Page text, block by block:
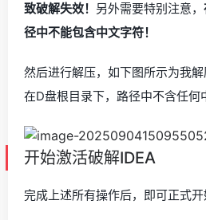
致破解失效！ 另外需要特别注意，
径中不能包含中文字符！
然后进行解压，如下图所示为我
在D盘根目录下，路径中不含任何
开始激活破解IDEA
完成上述所有操作后，即可正式开